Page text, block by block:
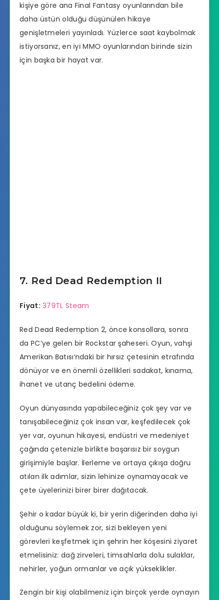
kişiye göre ana Final Fantasy oyunlarından bile
daha üstün olduğu düşünülen hikaye
genişletmeleri yayınladı. Yüzlerce saat kaybolmak
istiyorsanız, en iyi MMO oyunlarından birinde sizin
için başka bir hayat var.
7. Red Dead Redemption II
Fiyat: 379TL Steam
Red Dead Redemption 2, önce konsollara, sonra
da PC’ye gelen bir Rockstar şaheseri. Oyun, vahşi
Amerikan Batısı’ndaki bir hırsız çetesinin etrafında
dönüyor ve en önemli özellikleri sadakat, kınama,
ihanet ve utanç bedelini ödeme.
Oyun dünyasında yapabileceğiniz çok şey var ve
tanışabileceğiniz çok insan var, keşfedilecek çok
yer var, oyunun hikayesi, endüstri ve medeniyet
çağında çetenizle birlikte başarısız bir soygun
girişimiyle başlar. İlerleme ve ortaya çıkışa doğru
atılan ilk adımlar, sizin lehinize oynamayacak ve
çete üyelerinizi birer birer dağıtacak.
Şehir o kadar büyük ki, bir yerin diğerinden daha iyi
olduğunu söylemek zor, sizi bekleyen yeni
görevleri keşfetmek için şehrin her köşesini ziyaret
etmelisiniz: dağ zirveleri, timsahlarla dolu sulaklar,
nehirler, yoğun ormanlar ve açık yükseklikler.
Zengin bir kişi olabilmeniz için birçok yerde oynayın